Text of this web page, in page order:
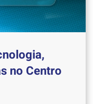
no Centro